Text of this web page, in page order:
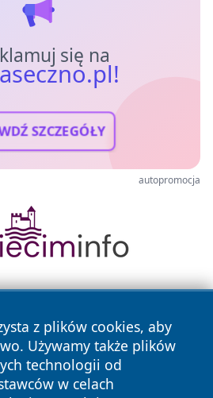
się na
SZCZEGÓŁY
autopromocja
z plików cookies, aby
Używamy także plików
technologii od
w celach
Wszystkie prawa